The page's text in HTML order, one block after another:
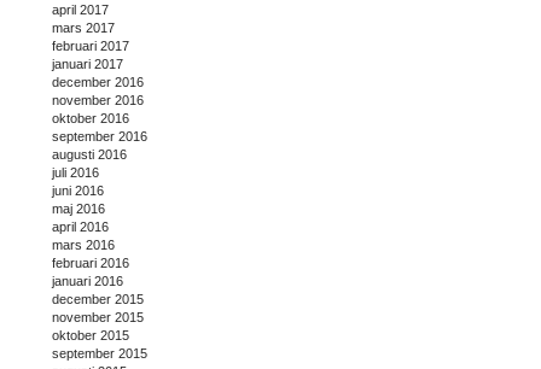
april 2017
mars 2017
februari 2017
januari 2017
december 2016
november 2016
oktober 2016
september 2016
augusti 2016
juli 2016
juni 2016
maj 2016
april 2016
mars 2016
februari 2016
januari 2016
december 2015
november 2015
oktober 2015
september 2015